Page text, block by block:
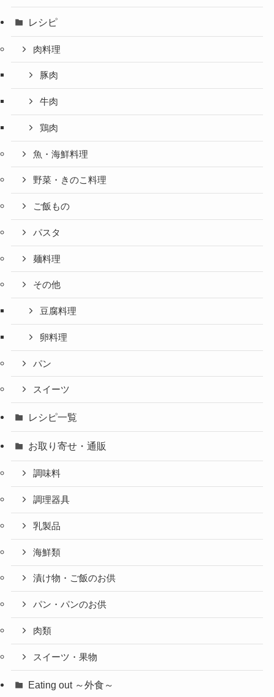
レシピ
肉料理
豚肉
牛肉
鶏肉
魚・海鮮料理
野菜・きのこ料理
ご飯もの
パスタ
麺料理
その他
豆腐料理
卵料理
パン
スイーツ
レシピ一覧
お取り寄せ・通販
調味料
調理器具
乳製品
海鮮類
漬け物・ご飯のお供
パン・パンのお供
肉類
スイーツ・果物
Eating out ～外食～